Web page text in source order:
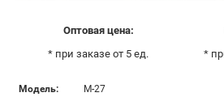
Оптовая цена:
* при заказе от 5 ед.
*
Модель:
М-27